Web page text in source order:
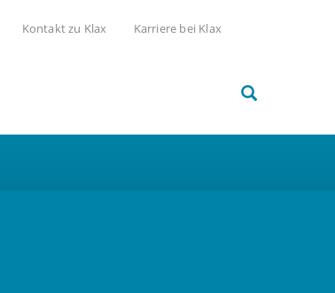
Karriere bei Klax
Kontakt zu Klax